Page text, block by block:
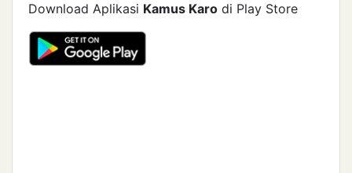
Download Aplikasi Kamus Karo di Play Store